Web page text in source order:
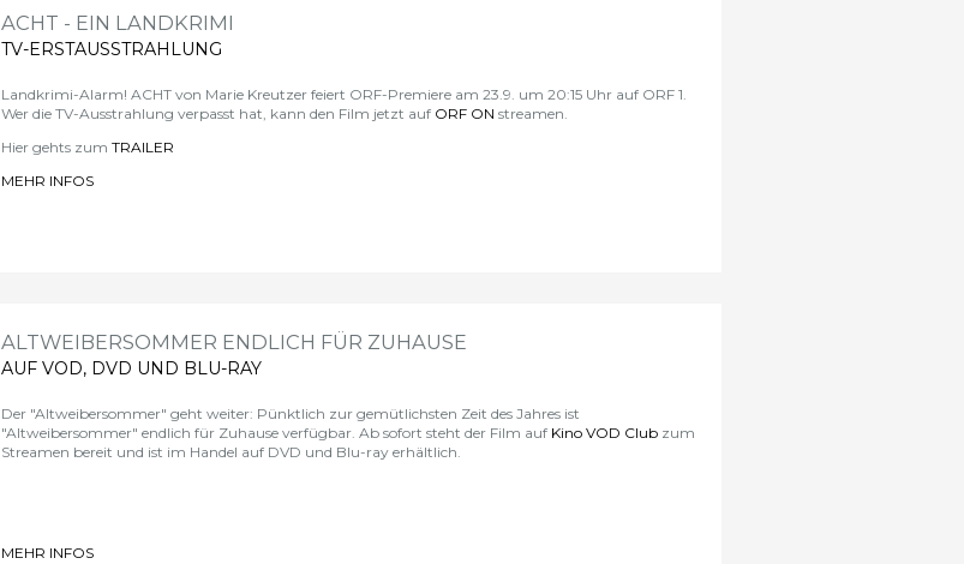
ACHT - EIN LANDKRIMI
TV-ERSTAUSSTRAHLUNG
Landkrimi-Alarm! ACHTvon Marie Kreutzer feiert ORF-Premiere am 23.9. um 20:15 Uhrauf ORF 1.
Wer die TV-Ausstrahlung verpasst hat, kann den Film jetzt auf ORF ON streamen.
Hier gehts zum TRAILER
MEHR INFOS
ALTWEIBERSOMMER ENDLICH FÜR ZUHAUSE
AUF VOD, DVD UND BLU-RAY
Der "Altweibersommer" geht weiter: Pünktlich zur gemütlichsten Zeit des Jahres ist
"Altweibersommer" endlich für Zuhause verfügbar. Ab sofort steht der Film auf Kino VOD Clubzum
Streamen bereit und ist im Handel auf DVD und Blu-ray erhältlich.
MEHR INFOS